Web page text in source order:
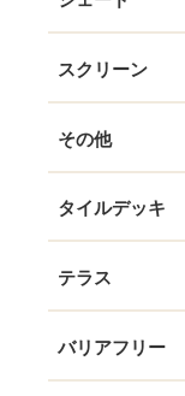
スクリーン
その他
タイルデッキ
テラス
バリアフリー